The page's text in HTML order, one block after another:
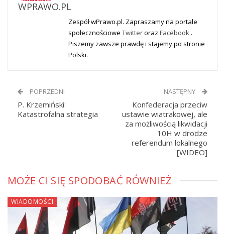
WPRAWO.PL
Zespół wPrawo.pl. Zapraszamy na portale
społecznościowe Twitteroraz Facebook .
Piszemy zawsze prawdę i stajemy po stronie
Polski.
POPRZEDNI
P. Krzemiński:
Katastrofalna strategia
NASTĘPNY
Konfederacja przeciw
ustawie wiatrakowej, ale
za możliwością likwidacji
10H w drodze
referendum lokalnego
[WIDEO]
MOŻE CI SIĘ SPODOBAĆ RÓWNIEŻ
WIADOMOŚCI